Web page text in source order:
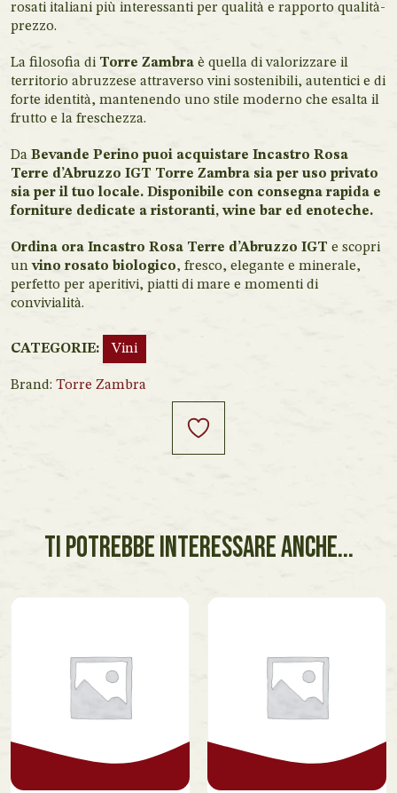
rosati italiani più interessanti per qualità e rapporto qualità-
prezzo.
La filosofia di Torre Zambra è quella di valorizzare il
territorio abruzzese attraverso vini sostenibili, autentici e di
forte identità, mantenendo uno stile moderno che esalta il
frutto e la freschezza.
Da Bevande Perino puoi acquistare Incastro Rosa
Terre d’Abruzzo IGT Torre Zambra sia per uso privato
sia per il tuo locale. Disponibile con consegna rapida e
forniture dedicate a ristoranti, wine bar ed enoteche.
Ordina ora Incastro Rosa Terre d’Abruzzo IGT e scopri
unvino rosato biologico, fresco, elegante e minerale,
perfetto per aperitivi, piatti di mare e momenti di
convivialità.
CATEGORIE: Vini
Brand: Torre Zambra
TI POTREBBE INTERESSARE ANCHE...